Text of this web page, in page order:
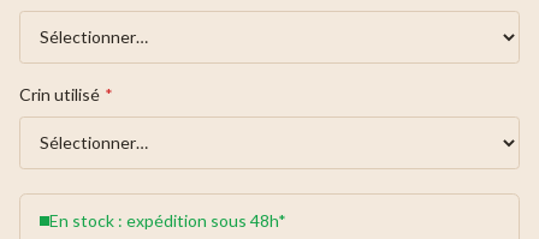
Crin utilisé *
En stock : expédition sous 48h*